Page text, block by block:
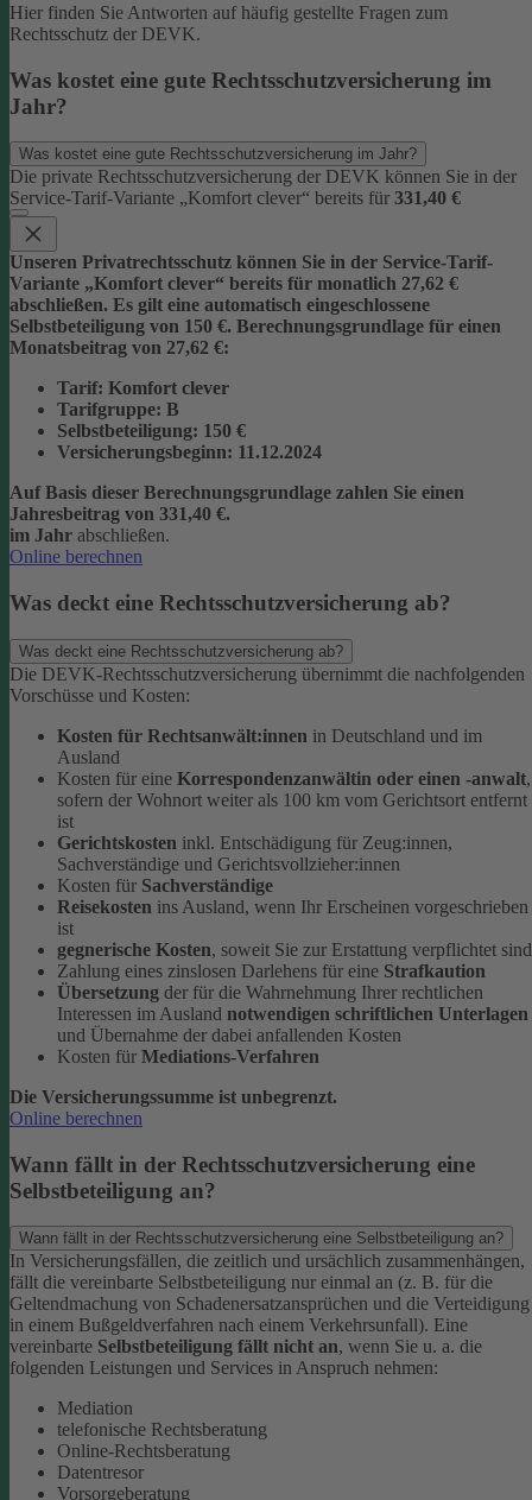
Hier finden Sie Antworten auf häufig gestellte Fragen zum
Rechtsschutz der DEVK.
Was kostet eine gute Rechtsschutzversicherung im
Jahr?
Was kostet eine gute Rechtsschutzversicherung im Jahr?
Die private Rechtsschutzversicherung der DEVK können Sie in der
Service-Tarif-Variante „Komfort clever“ bereits für 331,40 €
Unseren Privatrechtsschutz können Sie in der Service-Tarif-
Variante „Komfort clever“ bereits für monatlich 27,62 €
abschließen. Es gilt eine automatisch eingeschlossene
Selbstbeteiligung von 150 €. Berechnungsgrundlage für einen
Monatsbeitrag von 27,62 €:
Tarif: Komfort clever
Tarifgruppe: B
Selbstbeteiligung: 150 €
Versicherungsbeginn: 11.12.2024
Auf Basis dieser Berechnungsgrundlage zahlen Sie einen
Jahresbeitrag von 331,40 €.
im Jahr abschließen.
Online berechnen
Was deckt eine Rechtsschutzversicherung ab?
Was deckt eine Rechtsschutzversicherung ab?
Die DEVK-Rechtsschutzversicherung übernimmt die nachfolgenden
Vorschüsse und Kosten:
Kosten für Rechtsanwält:innen in Deutschland und im
Ausland
Kosten für eine Korrespondenzanwältin oder einen -anwalt,
sofern der Wohnort weiter als 100 km vom Gerichtsort entfernt
ist
Gerichtskosten inkl. Entschädigung für Zeug:innen,
Sachverständige und Gerichtsvollzieher:innen
Kosten für Sachverständige
Reisekosten ins Ausland, wenn Ihr Erscheinen vorgeschrieben
ist
gegnerische Kosten, soweit Sie zur Erstattung verpflichtet sind
Zahlung eines zinslosen Darlehens für eine Strafkaution
Übersetzung der für die Wahrnehmung Ihrer rechtlichen
Interessen im Ausland notwendigen schriftlichen Unterlagen
und Übernahme der dabei anfallenden Kosten
Kosten für Mediations-Verfahren
Die Versicherungssumme ist unbegrenzt.
Online berechnen
Wann fällt in der Rechtsschutzversicherung eine
Selbstbeteiligung an?
Wann fällt in der Rechtsschutzversicherung eine Selbstbeteiligung an?
In Versicherungsfällen, die zeitlich und ursächlich zusammenhängen,
fällt die vereinbarte Selbstbeteiligung nur einmal an (z. B. für die
Geltendmachung von Schadenersatzansprüchen und die Verteidigung
in einem Bußgeldverfahren nach einem Verkehrsunfall). Eine
vereinbarte Selbstbeteiligung fällt nicht an, wenn Sie u. a. die
folgenden Leistungen und Services in Anspruch nehmen:
Mediation
telefonische Rechtsberatung
Online-Rechtsberatung
Datentresor
Vorsorgeberatung